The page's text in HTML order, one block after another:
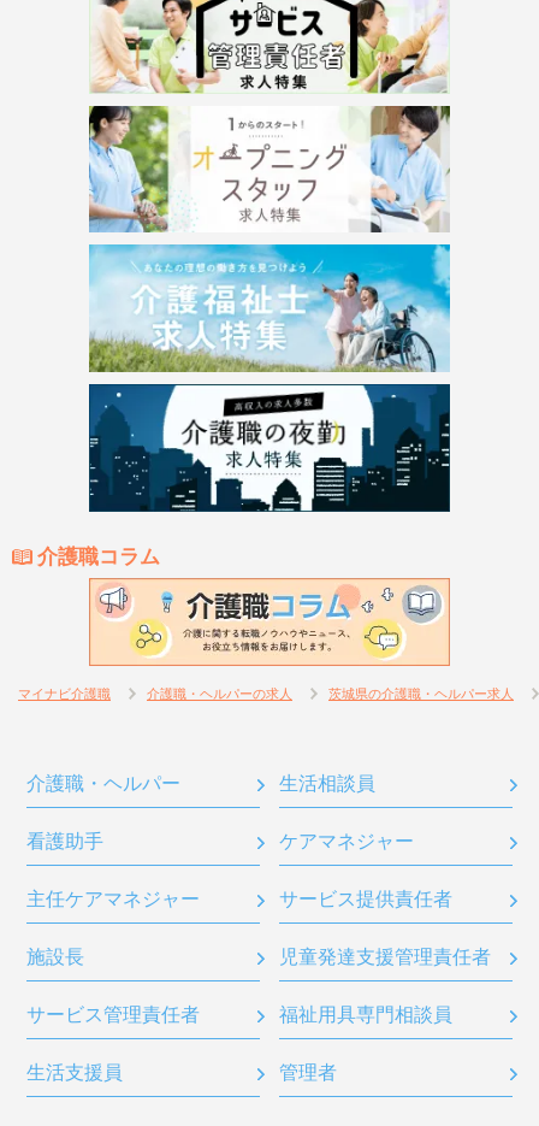
介護職コラム
マイナビ介護職 介護職・ヘルパーの求人 茨城県の介護職・ヘルパー求人
介護職・ヘルパー 生活相談員
看護助手 ケアマネジャー
主任ケアマネジャー サービス提供責任者
施設長 児童発達支援管理責任者
サービス管理責任者 福祉用具専門相談員
生活支援員 管理者